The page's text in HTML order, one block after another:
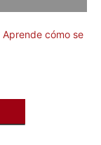
Aprende cómo se